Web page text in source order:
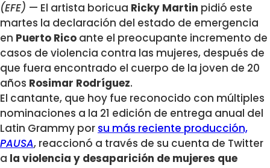
(EFE) — El artista boricua Ricky Martin pidió este
martes la declaración del estado de emergencia
en Puerto Rico ante el preocupante incremento de
casos de violencia contra las mujeres, después de
que fuera encontrado el cuerpo de la joven de 20
años Rosimar Rodríguez.
El cantante, que hoy fue reconocido con múltiples
nominaciones a la 21 edición de entrega anual del
Latin Grammy por su más reciente producción,
PAUSA, reaccionó a través de su cuenta de Twitter
a la violencia y desaparición de mujeres que